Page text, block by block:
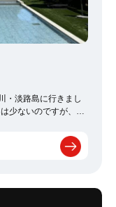
ウナ付きで凄く雰囲